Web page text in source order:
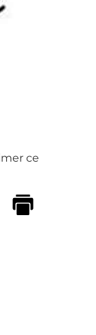
ce